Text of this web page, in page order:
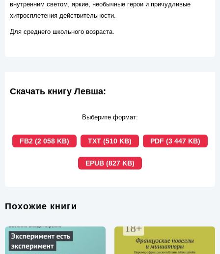
внутренним светом, яркие, необычные герои и причудливые
хитросплетения действительности.
Для среднего школьного возраста.
Скачать книгу Левша:
Выберите формат:
FB2 (2 058 KB) TXT (510 KB) PDF (3 447 KB)
EPUB (827 KB)
Похожие книги